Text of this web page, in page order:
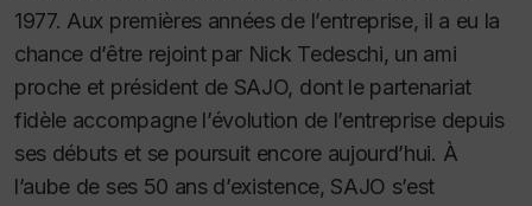
1977. Aux premières années de l’entreprise, il a eu la
chance d’être rejoint par Nick Tedeschi, un ami
proche et président de SAJO, dont le partenariat
fidèle accompagne l’évolution de l’entreprise depuis
ses débuts et se poursuit encore aujourd’hui. À
l’aube de ses 50 ans d’existence, SAJO s’est